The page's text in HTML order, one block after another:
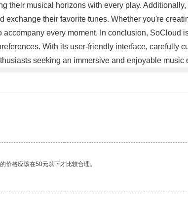
their musical horizons with every play.
their favorite tunes. Whether you're
every moment. In conclusion, SoCloud
With its user-friendly interface, carefully
seeking an immersive and enjoyable music
价格应该在50元以下才比较合理。